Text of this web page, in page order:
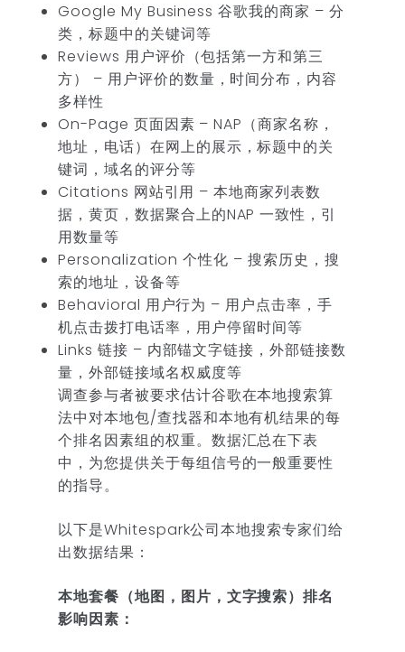
Google My Business 谷歌我的商家 – 分
类，标题中的关键词等
Reviews 用户评价（包括第一方和第三
方） – 用户评价的数量，时间分布，内容
多样性
On-Page 页面因素 – NAP（商家名称，
地址，电话）在网上的展示，标题中的关
键词，域名的评分等
Citations 网站引用 – 本地商家列表数
据，黄页，数据聚合上的NAP 一致性，引
用数量等
Personalization 个性化 – 搜索历史，搜
索的地址，设备等
Behavioral 用户行为 – 用户点击率，手
机点击拨打电话率，用户停留时间等
Links 链接 – 内部锚文字链接，外部链接数
量，外部链接域名权威度等
调查参与者被要求估计谷歌在本地搜索算
法中对本地包/查找器和本地有机结果的每
个排名因素组的权重。数据汇总在下表
中，为您提供关于每组信号的一般重要性
的指导。
以下是Whitespark公司本地搜索专家们给
出数据结果：
本地套餐（地图，图片，文字搜索）排名
影响因素：